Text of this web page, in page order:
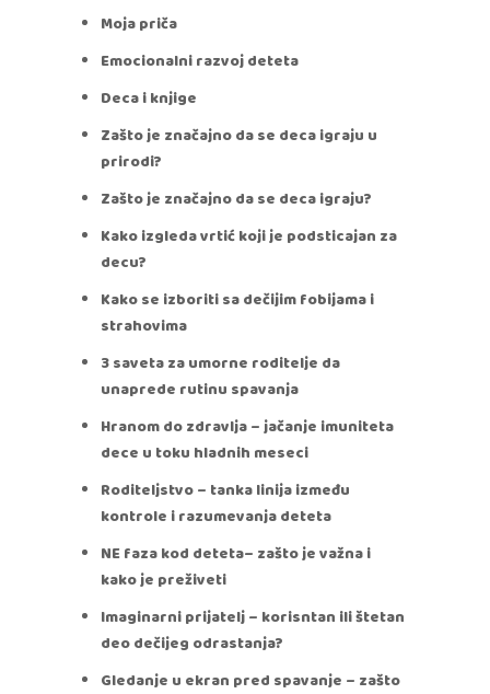
Moja priča
Emocionalni razvoj deteta
Deca i knjige
Zašto je značajno da se deca igraju u
prirodi?
Zašto je značajno da se deca igraju?
Kako izgleda vrtić koji je podsticajan za
decu?
Kako se izboriti sa dečijim fobijama i
strahovima
3 saveta za umorne roditelje da
unaprede rutinu spavanja
Hranom do zdravlja – jačanje imuniteta
dece u toku hladnih meseci
Roditeljstvo – tanka linija između
kontrole i razumevanja deteta
NE faza kod deteta– zašto je važna i
kako je preživeti
Imaginarni prijatelj – korisntan ili štetan
deo dečijeg odrastanja?
Gledanje u ekran pred spavanje – zašto